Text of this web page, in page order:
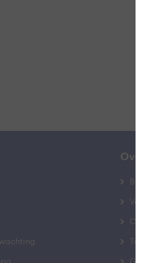
Over
Contact